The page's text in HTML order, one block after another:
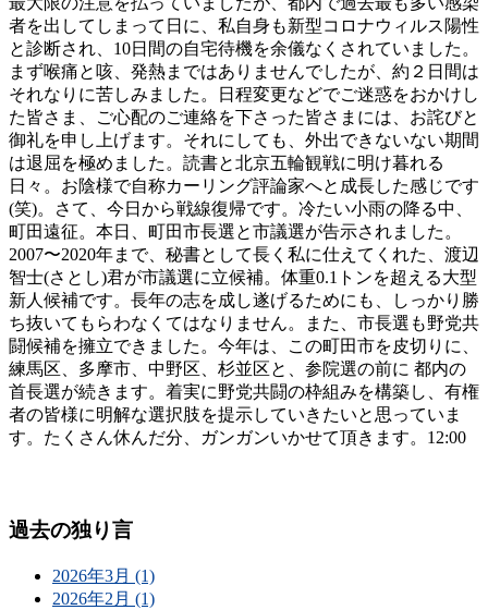
者を出してしまって日に、私自身も新型コロナウィルス陽性
と診断され、10日間の自宅待機を余儀なくされていました。
まず喉痛と咳、発熱まではありませんでしたが、約２日間は
それなりに苦しみました。日程変更などでご迷惑をおかけし
た皆さま、ご心配のご連絡を下さった皆さまには、お詫びと
御礼を申し上げます。それにしても、外出できないない期間
は退屈を極めました。読書と北京五輪観戦に明け暮れる
日々。お陰様で自称カーリング評論家へと成長した感じです
(笑)。さて、今日から戦線復帰です。冷たい小雨の降る中、
町田遠征。本日、町田市長選と市議選が告示されました。
2007〜2020年まで、秘書として長く私に仕えてくれた、渡辺
智士(さとし)君が市議選に立候補。体重0.1トンを超える大型
新人候補です。長年の志を成し遂げるためにも、しっかり勝
ち抜いてもらわなくてはなりません。また、市長選も野党共
闘候補を擁立できました。今年は、この町田市を皮切りに、
練馬区、多摩市、中野区、杉並区と、参院選の前に 都内の
首長選が続きます。着実に野党共闘の枠組みを構築し、有権
者の皆様に明解な選択肢を提示していきたいと思っていま
す。たくさん休んだ分、ガンガンいかせて頂きます。12:00
過去の独り言
2026年3月 (1)
2026年2月 (1)